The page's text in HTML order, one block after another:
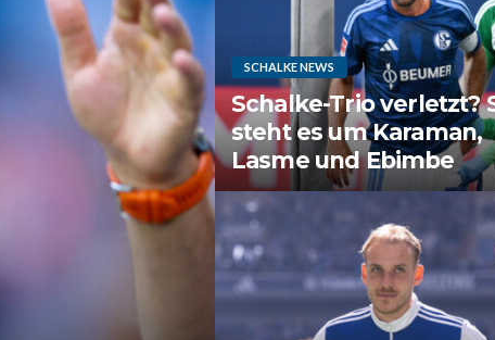
SCHALKE NEWS
Schalke-Trio verletzt?
steht es um Karaman,
Lasme und Ebimbe